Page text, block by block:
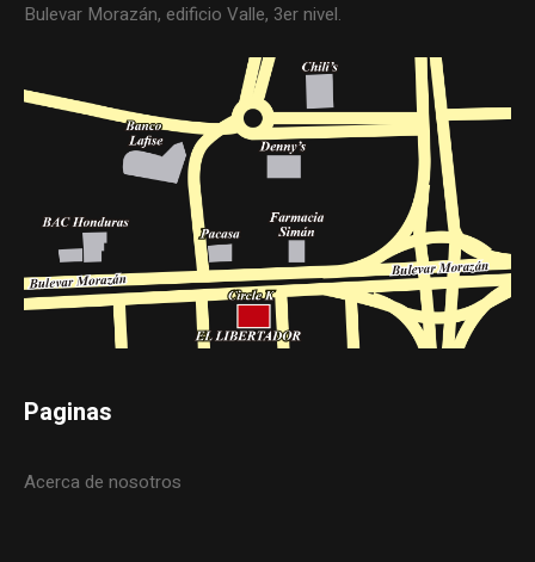
Bulevar Morazán, edificio Valle, 3er nivel.
Paginas
Acerca de nosotros